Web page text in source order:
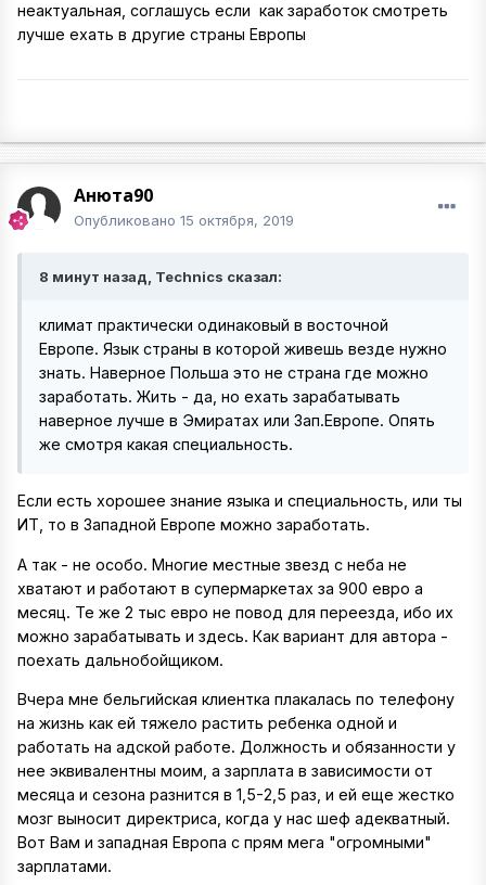
неактуальная, соглашусь если как заработок смотреть
лучше ехать в другие страны Европы
Анюта90
Опубликовано 15 октября, 2019
8 минут назад, Technics сказал:
климат практически одинаковый в восточной
Европе. Язык страны в которой живешь везде нужно
знать. Наверное Польша это не страна где можно
заработать. Жить - да, но ехать зарабатывать
наверное лучше в Эмиратах или Зап.Европе. Опять
же смотря какая специальность.
Если есть хорошее знание языка и специальность, или ты
ИТ, то в Западной Европе можно заработать.
А так - не особо. Многие местные звезд с неба не
хватают и работают в супермаркетах за 900 евро а
месяц. Те же 2 тыс евро не повод для переезда, ибо их
можно зарабатывать и здесь. Как вариант для автора -
поехать дальнобойщиком.
Вчера мне бельгийская клиентка плакалась по телефону
на жизнь как ей тяжело растить ребенка одной и
работать на адской работе. Должность и обязанности у
нее эквивалентны моим, а зарплата в зависимости от
месяца и сезона разнится в 1,5-2,5 раз, и ей еще жестко
мозг выносит директриса, когда у нас шеф адекватный.
Вот Вам и западная Европа с прям мега "огромными"
зарплатами.